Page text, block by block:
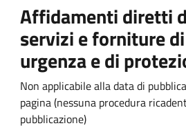
Affidamenti diretti
servizi e forniture
urgenza e di
Non applicabile alla data di
pagina (nessuna procedura
pubblicazione)